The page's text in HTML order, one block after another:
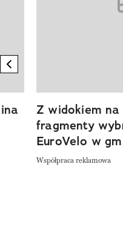
previous element
Z widokiem na
fragmenty
EuroVelo w
Współpraca reklamowa